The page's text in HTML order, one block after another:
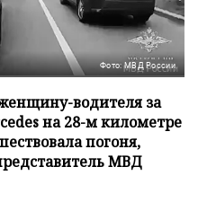
Фото: МВД России
водителя за
на 28-м километре
погоня,
МВД